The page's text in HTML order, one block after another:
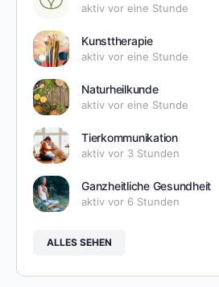
aktiv vor eine Stunde
Kunsttherapie
aktiv vor eine Stunde
Naturheilkunde
aktiv vor eine Stunde
Tierkommunikation
aktiv vor 3 Stunden
Ganzheitliche Gesundheit
aktiv vor 6 Stunden
ALLES SEHEN